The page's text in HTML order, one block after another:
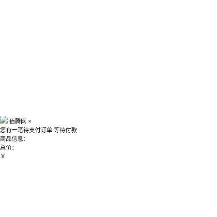
佰腾网 ×
您有一笔待支付订单 等待付款
商品信息：
总价：
￥